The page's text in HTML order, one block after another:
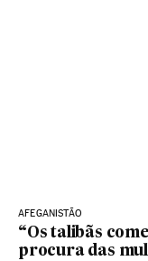
AFEGANISTÃO
“Os talibãs
procura das